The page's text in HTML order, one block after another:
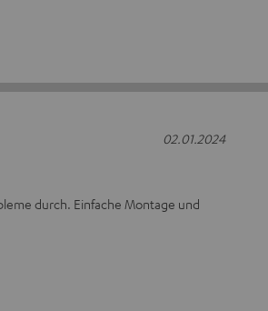
durch. Einfache Montage und
02.01.2024